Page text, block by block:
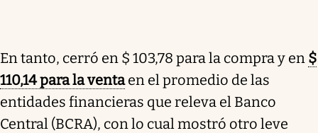
En tanto, cerró en $ 103,78 para la compra y en $
110,14 para la ventaen el promedio de las
entidades financieras que releva el Banco
Central (BCRA), con lo cual mostró otro leve